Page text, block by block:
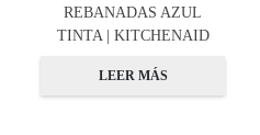
REBANADAS AZUL
TINTA | KITCHENAID
LEER MÁS